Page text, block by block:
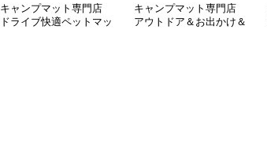
キャンプマット専門店
ドライブ快適ペットマッ
キャンプマット専門店
アウトドア＆お出かけ＆